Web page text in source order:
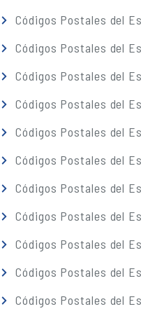
Códigos Postales del
Códigos Postales del
Códigos Postales del
Códigos Postales del
Códigos Postales del
Códigos Postales del
Códigos Postales del
Códigos Postales del
Códigos Postales del
Códigos Postales del
Códigos Postales del